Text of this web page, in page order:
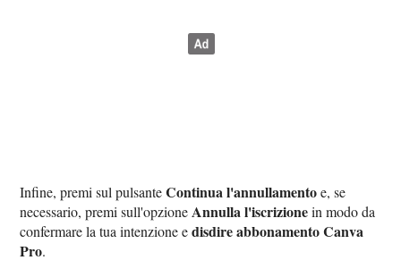
Infine, premi sul pulsanteContinua l'annullamentoe, se
necessario, premi sull'opzione Annulla l'iscrizionein modo da
confermare la tua intenzione edisdire abbonamento Canva
Pro.